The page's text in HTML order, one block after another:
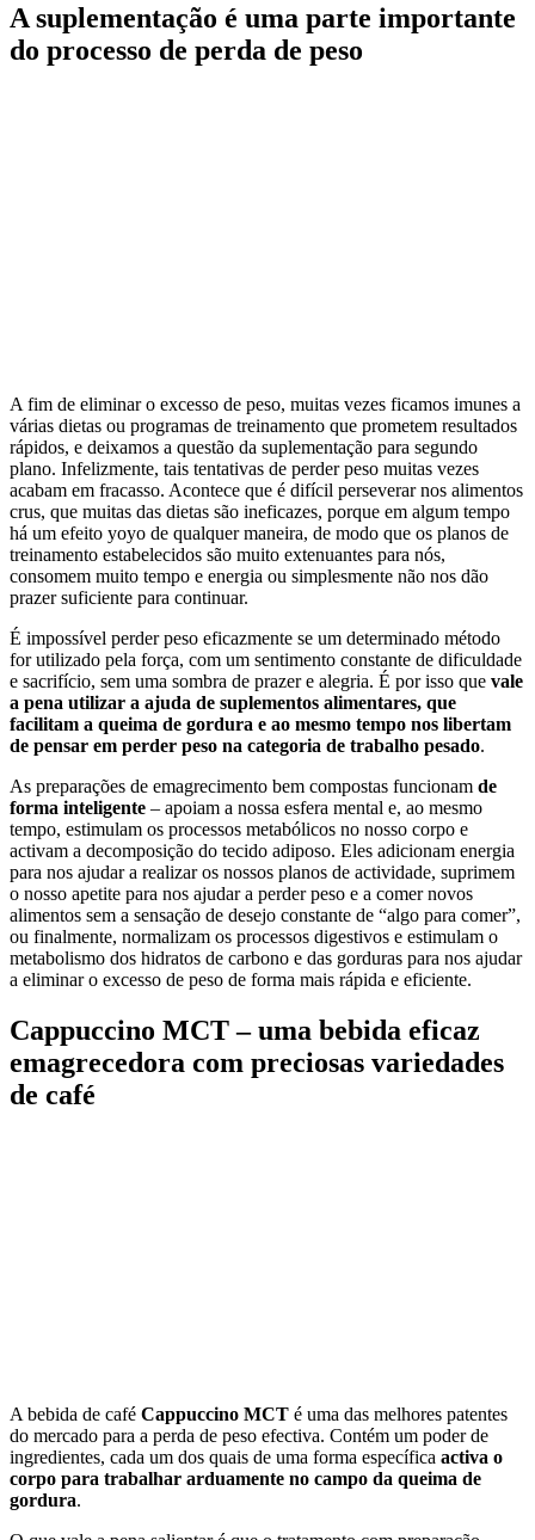
A suplementação é uma parte importante
do processo de perda de peso
A fim de eliminar o excesso de peso, muitas vezes ficamos imunes a
várias dietas ou programas de treinamento que prometem resultados
rápidos, e deixamos a questão da suplementação para segundo
plano. Infelizmente, tais tentativas de perder peso muitas vezes
acabam em fracasso. Acontece que é difícil perseverar nos alimentos
crus, que muitas das dietas são ineficazes, porque em algum tempo
há um efeito yoyo de qualquer maneira, de modo que os planos de
treinamento estabelecidos são muito extenuantes para nós,
consomem muito tempo e energia ou simplesmente não nos dão
prazer suficiente para continuar.
É impossível perder peso eficazmente se um determinado método
for utilizado pela força, com um sentimento constante de dificuldade
e sacrifício, sem uma sombra de prazer e alegria. É por isso que vale
a pena utilizar a ajuda de suplementos alimentares, que
facilitam a queima de gordura e ao mesmo tempo nos libertam
de pensar em perder peso na categoria de trabalho pesado.
As preparações de emagrecimento bem compostas funcionam de
forma inteligente – apoiam a nossa esfera mental e, ao mesmo
tempo, estimulam os processos metabólicos no nosso corpo e
activam a decomposição do tecido adiposo. Eles adicionam energia
para nos ajudar a realizar os nossos planos de actividade, suprimem
o nosso apetite para nos ajudar a perder peso e a comer novos
alimentos sem a sensação de desejo constante de “algo para comer”,
ou finalmente, normalizam os processos digestivos e estimulam o
metabolismo dos hidratos de carbono e das gorduras para nos ajudar
a eliminar o excesso de peso de forma mais rápida e eficiente.
Cappuccino MCT – uma bebida eficaz
emagrecedora com preciosas variedades
de café
A bebida de café Cappuccino MCT é uma das melhores patentes
do mercado para a perda de peso efectiva. Contém um poder de
ingredientes, cada um dos quais de uma forma específica activa o
corpo para trabalhar arduamente no campo da queima de
gordura.